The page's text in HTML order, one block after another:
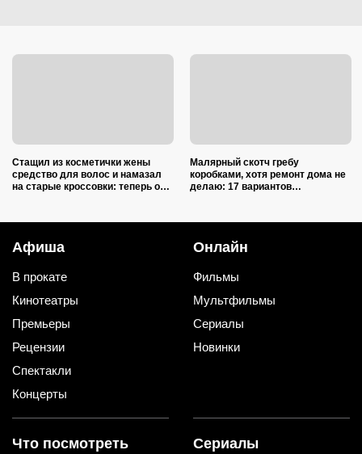
Стащил из косметички жены
средство для волос и намазал
на старые кроссовки: теперь они
Малярный скотч гребу
коробками, хотя ремонт дома не
делаю: 17 вариантов
Афиша
В прокате
Кинотеатры
Премьеры
Рецензии
Спектакли
Концерты
Онлайн
Фильмы
Мультфильмы
Сериалы
Новинки
Что посмотреть Сериалы